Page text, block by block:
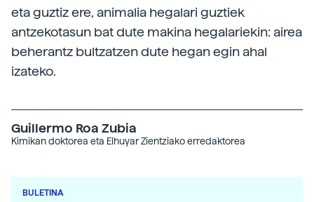
eta guztiz ere, animalia hegalari guztiek
antzekotasun bat dute makina hegalariekin: airea
beherantz bultzatzen dute hegan egin ahal
izateko.
Guillermo Roa Zubia
Kimikan doktorea eta Elhuyar Zientziako erredaktorea
BULETINA